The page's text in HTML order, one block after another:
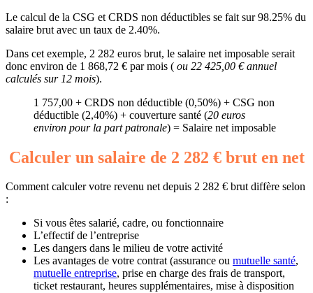
Le calcul de la CSG et CRDS non déductibles se fait sur 98.25% du
salaire brut avec un taux de 2.40%.
Dans cet exemple, 2 282 euros brut, le salaire net imposable serait
donc environ de 1 868,72 € par mois ( ou 22 425,00 € annuel
calculés sur 12 mois).
1 757,00 + CRDS non déductible (0,50%) + CSG non
déductible (2,40%) + couverture santé (20 euros
environ pour la part patronale) = Salaire net imposable
Calculer un salaire de 2 282 € brut en net
Comment calculer votre revenu net depuis 2 282 € brut diffère selon
:
Si vous êtes salarié, cadre, ou fonctionnaire
L’effectif de l’entreprise
Les dangers dans le milieu de votre activité
Les avantages de votre contrat (assurance ou mutuelle santé,
mutuelle entreprise, prise en charge des frais de transport,
ticket restaurant, heures supplémentaires, mise à disposition